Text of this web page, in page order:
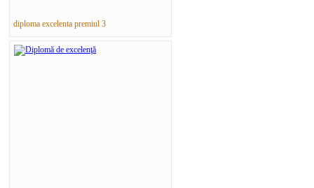
diploma excelenta premiul 3